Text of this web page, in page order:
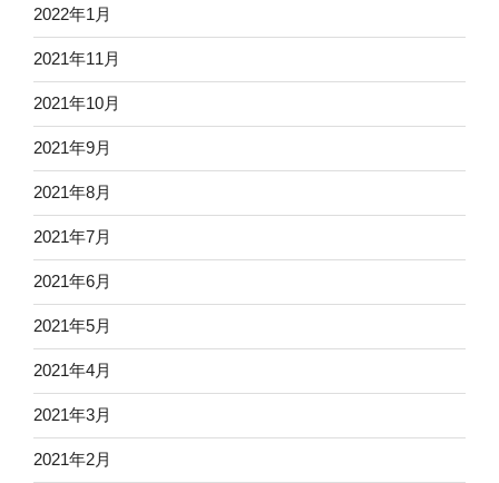
2022年1月
2021年11月
2021年10月
2021年9月
2021年8月
2021年7月
2021年6月
2021年5月
2021年4月
2021年3月
2021年2月